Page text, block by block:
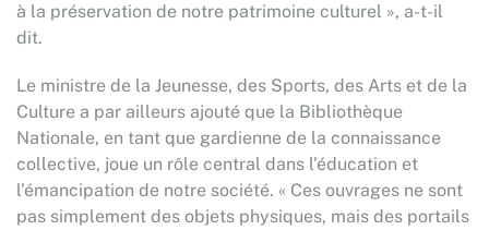
à la préservation de notre patrimoine culturel », a-t-il
dit.
Le ministre de la Jeunesse, des Sports, des Arts et de la
Culture a par ailleurs ajouté que la Bibliothèque
Nationale, en tant que gardienne de la connaissance
collective, joue un rôle central dans l’éducation et
l’émancipation de notre société. « Ces ouvrages ne sont
pas simplement des objets physiques, mais des portails